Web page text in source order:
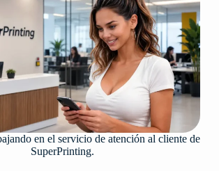
en el servicio de atención al cliente de
SuperPrinting.